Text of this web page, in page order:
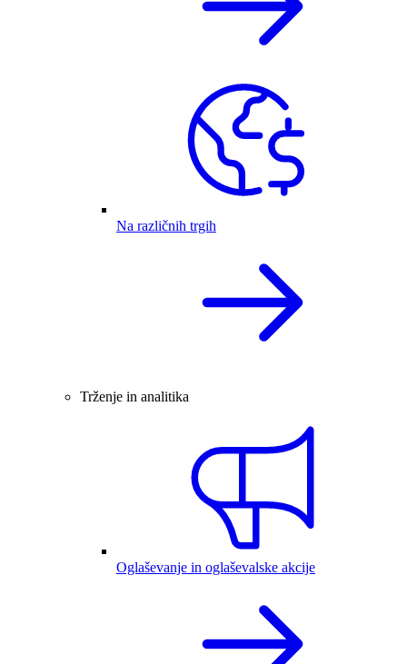
Na različnih trgih
Trženje in analitika
Oglaševanje in oglaševalske akcije